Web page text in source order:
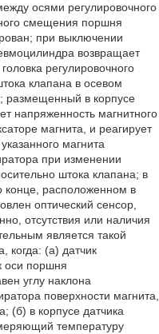
осями регулировочного
смещения поршня
при выключении
возвращает
регулировочного
клапана в осевом
размещенный в корпусе
напряженность магнитного
магнита, и реагирует
магнита
при изменении
штока клапана; в
конце, расположенном в
оптический сенсор,
отсутствия или наличия
является такой
когда: (а) датчик
оси поршня
углу наклона
поверхности магнита,
(б) в корпусе датчика
температуру